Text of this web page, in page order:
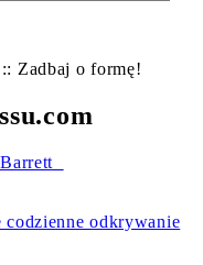
Zadbaj o formę!
odkrywanie